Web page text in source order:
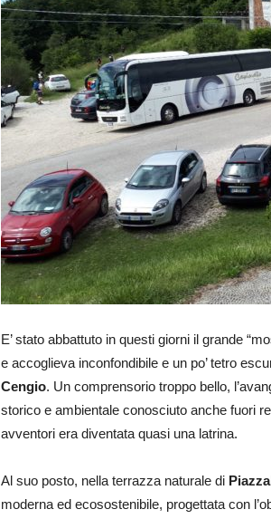
E’ stato abbattuto in questi giorni il grande
e accoglieva inconfondibile e un po’ tetro
Cengio. Un comprensorio troppo bello,
storico e ambientale conosciuto anche fuori
avventori era diventata quasi una latrina.
Al suo posto, nella terrazza naturale di
moderna ed ecosostenibile, progettata con